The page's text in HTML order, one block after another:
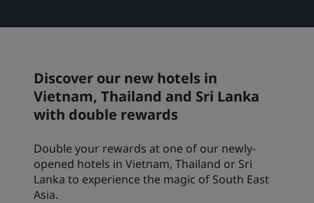
Prize by Radisson Country Inn & Suites
Tilknyttede brands i Kina
Jin Jiang
Besøg vores blog
Discover our new hotels in
Vietnam, Thailand and Sri Lanka
with double rewards
Double your rewards at one of our newly-
opened hotels in Vietnam, Thailand or Sri
Lanka to experience the magic of South East
Asia.